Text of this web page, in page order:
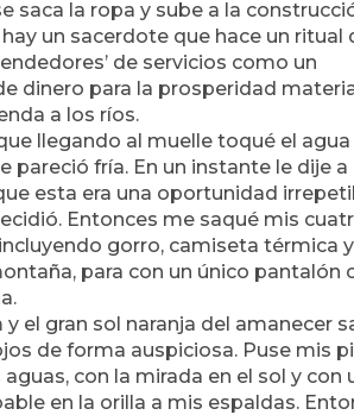
saca la ropa y sube a la
un sacerdote que hace un ritual
de servicios como un
dinero para la prosperidad
a los ríos.
llegando al muelle toqué el
pareció fría. En un instante le dije a
esta era una oportunidad
Entonces me saqué mis
gorro, camiseta térmica y
para con un único pantalón
y el gran sol naranja del amanecer
de forma auspiciosa. Puse mis
con la mirada en el sol y con
en la orilla a mis espaldas.